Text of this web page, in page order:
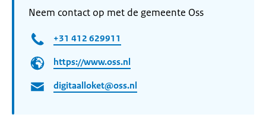
Neem contact op met de gemeente Oss
+31 412 629911
https://www.oss.nl
digitaalloket@oss.nl